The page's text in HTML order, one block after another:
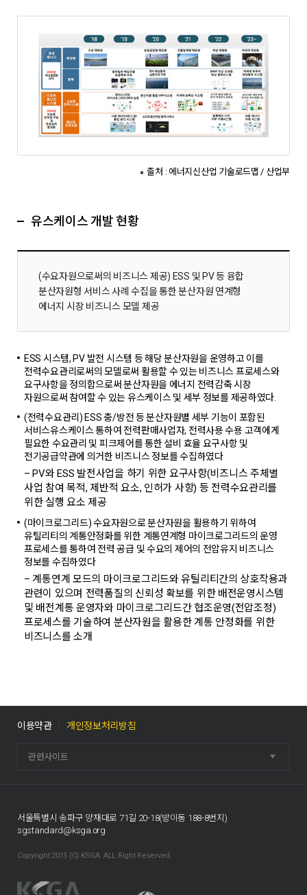
출처 : 에너지신산업 기술로드맵 / 산업부
유스케이스 개발 현황
(수요자원으로써의 비즈니스 제공) ESS 및 PV 등 융합
분산자원형 서비스 사례 수집을 통한 분산자원 연계형
에너지 시장 비즈니스 모델 제공
ESS 시스템, PV 발전 시스템 등 해당 분산자원을 운영하고 이를
전력수요관리로써의 모델로써 활용할 수 있는 비즈니스 프로세스와
요구사항을 정의함으로써 분산자원을 에너지 전력감축 시장
자원으로써 참여할 수 있는 유스케이스 및 세부 정보를 제공하였다.
(전력수요관리) ESS 충/방전 등 분산자원별 세부 기능이 포함된
서비스유스케이스 통하여 전력판매사업자, 전력사용 수용 고객에게
필요한 수요관리 및 피크제어를 통한 설비 효율 요구사항 및
전기공급약관에 의거한 비즈니스 정보를 수집하였다
– PV와 ESS 발전사업을 하기 위한 요구사항(비즈니스 주체별
사업 참여 목적, 제반적 요소, 인허가 사항) 등 전력수요관리를
위한 실행 요소 제공
(마이크로그리드) 수요자원으로 분산자원을 활용하기 위하여
유틸리티의 계통안정화를 위한 계통연계형 마이크로그리드의 운영
프로세스를 통하여 전력 공급 및 수요의 제어의 전압유지 비즈니스
정보를 수집하였다
– 계통연계 모드의 마이크로그리드와 유틸리티간의 상호작용과
관련이 있으며 전력품질의 신뢰성 확보를 위한 배전운영시스템
및 배전계통 운영자와 마이크로그리드간 협조운영(전압조정)
프로세스를 기술하여 분산자원을 활용한 계통 안정화를 위한
비즈니스를 소개
이용약관 개인정보처리방침
관련사이트
서울특별시 송파구 양재대로 71길 20-18(방이동 188-8번지)
sgstandard@ksga.org
Copyright 2015 (C) KSGA. ALL Right Reserved.